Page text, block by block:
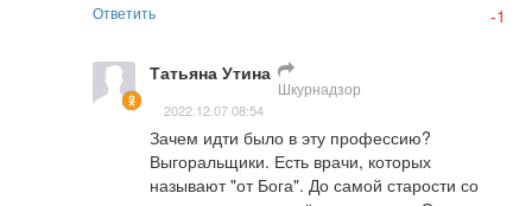
Ответить -1
Татьяна Утина
Шкурнадзор
2022.12.07 08:54
Зачем идти было в эту профессию?
Выгоральщики. Есть врачи, которых
называют "от Бога". До самой старости со